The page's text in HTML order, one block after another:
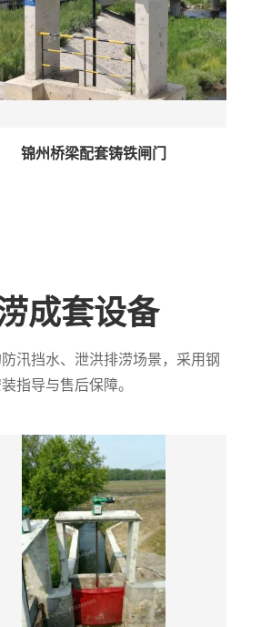
锦州桥梁配套铸铁闸门
成套设备
汛挡水、泄洪排涝场景，采用钢
指导与售后保障。